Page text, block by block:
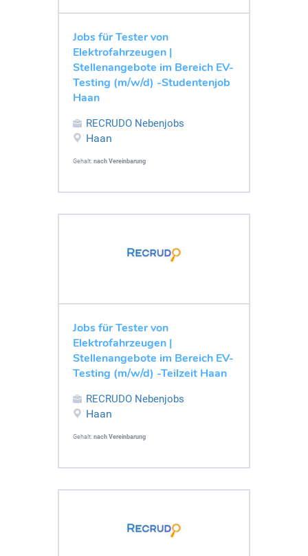
Jobs für Tester von
Elektrofahrzeugen |
Stellenangebote im Bereich EV-
Testing (m/w/d) -Studentenjob
Haan
RECRUDO Nebenjobs
Haan
Gehalt: nach Vereinbarung
Jobs für Tester von
Elektrofahrzeugen |
Stellenangebote im Bereich EV-
Testing (m/w/d) -Teilzeit Haan
RECRUDO Nebenjobs
Haan
Gehalt: nach Vereinbarung